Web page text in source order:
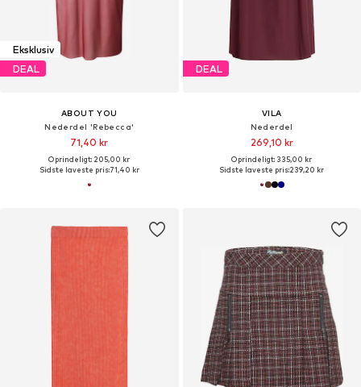
Eksklusiv
DEAL
ABOUT YOU
Nederdel 'Rebecca'
71,40 kr
Oprindeligt: 205,00 kr
Sidste laveste pris:71,40 kr
DEAL
VILA
Nederdel
269,10 kr
Oprindeligt: 335,00 kr
Sidste laveste pris:239,20 kr